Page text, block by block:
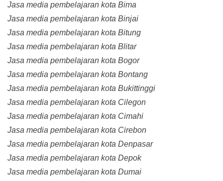
Jasa media pembelajaran kota Bima
Jasa media pembelajaran kota Binjai
Jasa media pembelajaran kota Bitung
Jasa media pembelajaran kota Blitar
Jasa media pembelajaran kota Bogor
Jasa media pembelajaran kota Bontang
Jasa media pembelajaran kota Bukittinggi
Jasa media pembelajaran kota Cilegon
Jasa media pembelajaran kota Cimahi
Jasa media pembelajaran kota Cirebon
Jasa media pembelajaran kota Denpasar
Jasa media pembelajaran kota Depok
Jasa media pembelajaran kota Dumai